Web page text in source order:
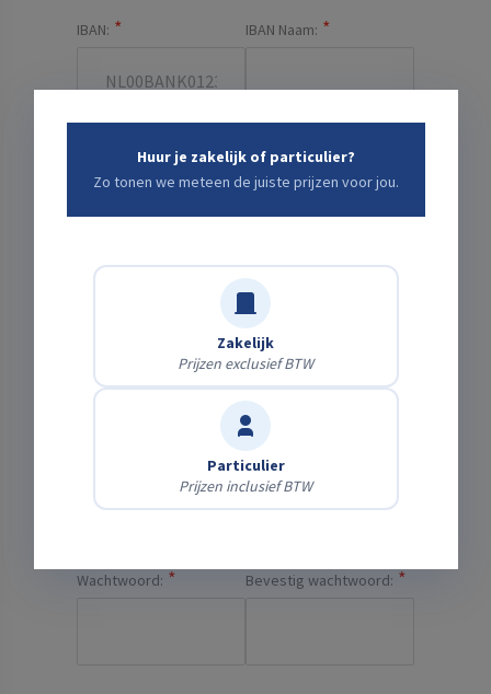
IBAN:
nodig om borg op uw rekening
IBAN Naam:
Alternatief e-mailadres voor facturering
Gebruikersnaam:
Wachtwoord: Bevestig wachtwoord:
Huur je zakelijk of particulier?
Zo tonen we meteen de juiste prijzen voor jou.
Zakelijk
Prijzen exclusief BTW
Particulier
Prijzen inclusief BTW